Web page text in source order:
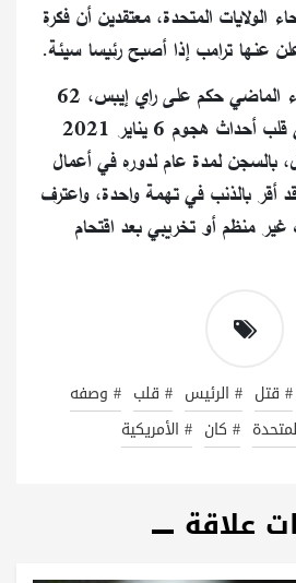
الولايات المتحدة، معتقدين أن فكرة
عنها ترامب إذا أصبح رئيسا سيئة.
يذكر أن يوم الثلاثاء الماضي حكم على راي إيبس، 62
عامًا، الذي كان في قلب أحداث هجوم 6 يناير 2021
بالسجن لمدة عام لدوره في أعمال
أقر بالذنب في تهمة واحدة، واعترف
غير منظم أو تخريبي بعد اقتحام
# قتل # الرئيس # قلب # وصفه
# كان # الأمريكية
علاقة